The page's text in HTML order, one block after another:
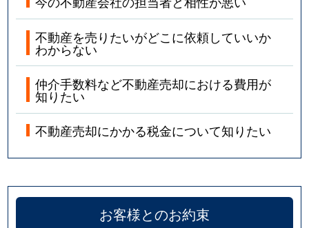
不動産を売りたいがどこに依頼していいか
わからない
仲介手数料など不動産売却における費用が
知りたい
不動産売却にかかる税金について知りたい
お客様とのお約束